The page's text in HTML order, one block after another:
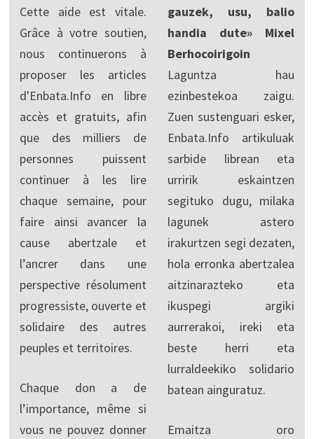
Cette aide est vitale.
Grâce à votre soutien,
nous continuerons à
proposer les articles
d'Enbata.Info en libre
accès et gratuits, afin
que des milliers de
personnes puissent
continuer à les lire
chaque semaine, pour
faire ainsi avancer la
cause abertzale et
l’ancrer dans une
perspective résolument
progressiste, ouverte et
solidaire des autres
peuples et territoires.
Chaque don a de
l’importance, même si
vous ne pouvez donner
gauzek, usu, balio
handia dute» Mixel
Berhocoirigoin
Laguntza hau
ezinbestekoa zaigu.
Zuen sustenguari esker,
Enbata.Info artikuluak
sarbide librean eta
urririk eskaintzen
segituko dugu, milaka
lagunek astero
irakurtzen segi dezaten,
hola erronka abertzalea
aitzinarazteko eta
ikuspegi argiki
aurrerakoi, ireki eta
beste herri eta
lurraldeekiko solidario
batean ainguratuz.
Emaitza oro